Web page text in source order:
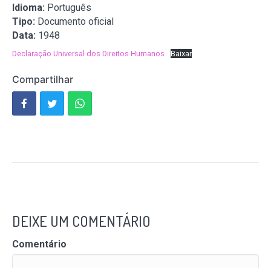
Idioma: Português
Tipo: Documento oficial
Data: 1948
Declaração Universal dos Direitos Humanos Baixar
Compartilhar
DEIXE UM COMENTÁRIO
Comentário